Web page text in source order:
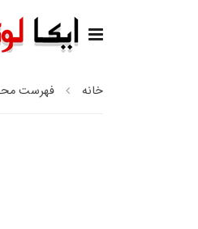
خانه فهرست